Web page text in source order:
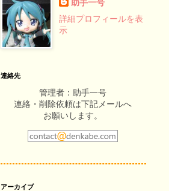
助手一号
詳細プロフィールを表
示
連絡先
管理者：助手一号
連絡・削除依頼は下記メールへ
お願いします。
アーカイブ